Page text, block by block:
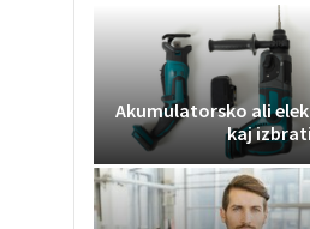
Akumulatorsko ali
kaj